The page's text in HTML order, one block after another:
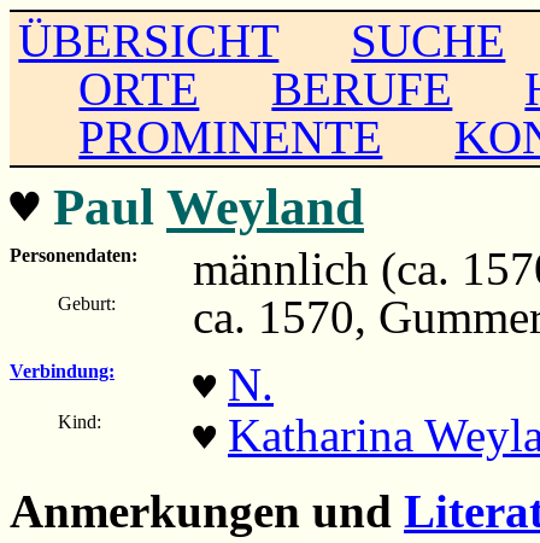
ÜBERSICHT
SUCHE
ORTE
BERUFE
PROMINENTE
♥ Paul Weyland
Personendaten: männlich (ca.
Geburt: ca. 1570,
Verbindung: ♥ N.
Kind: ♥ Katharina
Anmerkungen und